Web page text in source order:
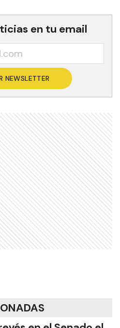
en tu email
NEWSLETTER